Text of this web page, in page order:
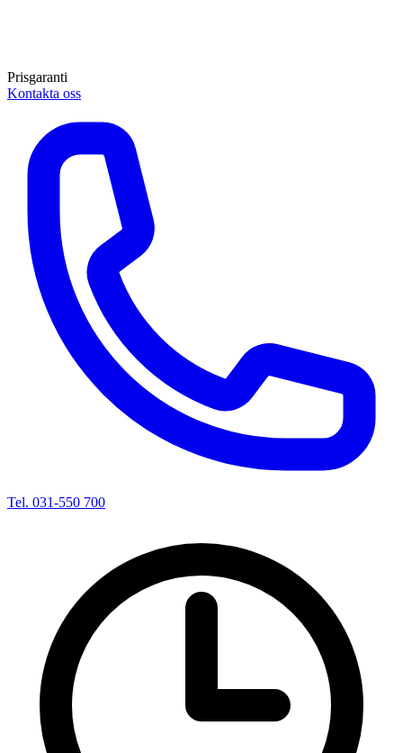
Prisgaranti
Kontakta oss
Tel. 031-550 700